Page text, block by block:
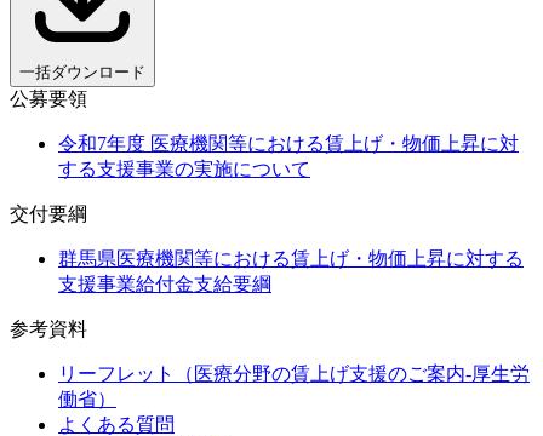
一括ダウンロード
公募要領
令和7年度 医療機関等における賃上げ・物価上昇に対
する支援事業の実施について
交付要綱
群馬県医療機関等における賃上げ・物価上昇に対する
支援事業給付金支給要綱
参考資料
リーフレット（医療分野の賃上げ支援のご案内-厚生労
働省）
よくある質問